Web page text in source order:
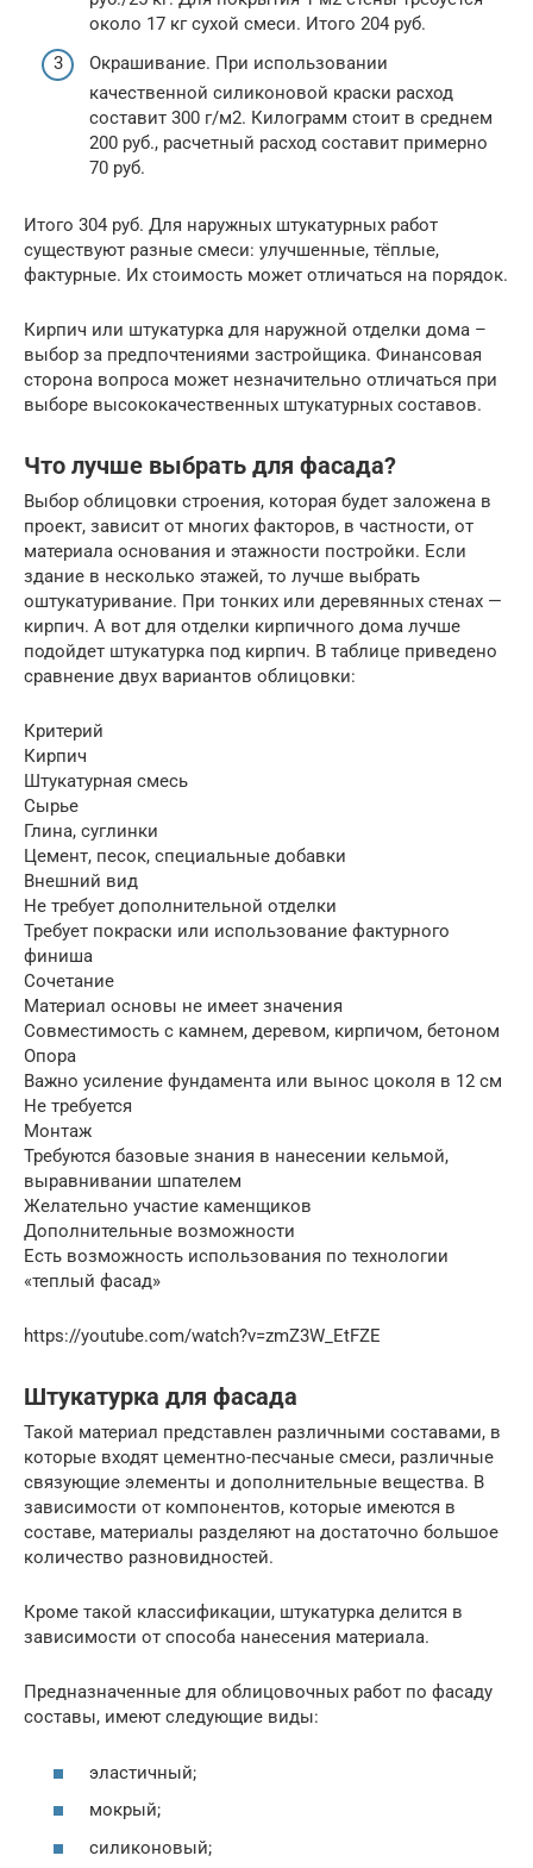
около 17 кг сухой смеси. Итого 204 руб.
Окрашивание. При использовании
качественной силиконовой краски расход
составит 300 г/м2. Килограмм стоит в среднем
200 руб., расчетный расход составит примерно
70 руб.
Итого 304 руб. Для наружных штукатурных работ
существуют разные смеси: улучшенные, тёплые,
фактурные. Их стоимость может отличаться на порядок.
Кирпич или штукатурка для наружной отделки дома –
выбор за предпочтениями застройщика. Финансовая
сторона вопроса может незначительно отличаться при
выборе высококачественных штукатурных составов.
Что лучше выбрать для фасада?
Выбор облицовки строения, которая будет заложена в
проект, зависит от многих факторов, в частности, от
материала основания и этажности постройки. Если
здание в несколько этажей, то лучше выбрать
оштукатуривание. При тонких или деревянных стенах —
кирпич. А вот для отделки кирпичного дома лучше
подойдет штукатурка под кирпич. В таблице приведено
сравнение двух вариантов облицовки:
Критерий
Кирпич
Штукатурная смесь
Сырье
Глина, суглинки
Цемент, песок, специальные добавки
Внешний вид
Не требует дополнительной отделки
Требует покраски или использование фактурного
финиша
Сочетание
Материал основы не имеет значения
Совместимость с камнем, деревом, кирпичом, бетоном
Опора
Важно усиление фундамента или вынос цоколя в 12 см
Не требуется
Монтаж
Требуются базовые знания в нанесении кельмой,
выравнивании шпателем
Желательно участие каменщиков
Дополнительные возможности
Есть возможность использования по технологии
«теплый фасад»
https://youtube.com/watch?v=zmZ3W_EtFZE
Штукатурка для фасада
Такой материал представлен различными составами, в
которые входят цементно-песчаные смеси, различные
связующие элементы и дополнительные вещества. В
зависимости от компонентов, которые имеются в
составе, материалы разделяют на достаточно большое
количество разновидностей.
Кроме такой классификации, штукатурка делится в
зависимости от способа нанесения материала.
Предназначенные для облицовочных работ по фасаду
составы, имеют следующие виды:
эластичный;
мокрый;
силиконовый;